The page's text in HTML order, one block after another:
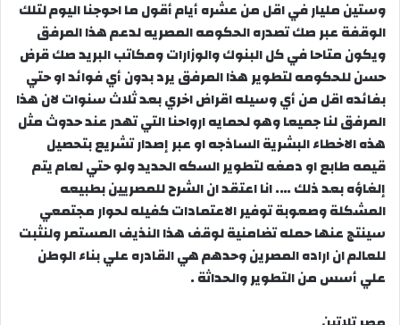
وستين مليار في اقل من عشره أيام أقول ما احوجنا اليوم لتلك
الوقفة عبر صك تصدره الحكومه المصريه لدعم هذا المرفق
ويكون متاحا في كل البنوك والوزارات ومكاتب البريد صك قرض
حسن للحكومه لتطوير هذا المرفق يرد بدون أي فوائد او حتي
بفائده اقل من أي وسيله اقراض اخري بعد ثلاث سنوات لان هذا
المرفق لنا جميعا وهو لحمايه ارواحنا التي تهدر عند حدوث مثل
هذه الاخطاء البشرية الساذجه او عبر إصدار تشريع بتحصيل
قيمه طابع او دمغه لتطوير السكه الحديد ولو حتي لعام يتم
إلغاؤه بعد ذلك …. انا اعتقد ان الشرح للمصريين بطبيعه
المشكلة وصعوبة توفير الاعتمادات كفيله لحوار مجتمعي
سينتج عنها حمله تضامنية لوقف هذا النذيف المستمر ولنثبت
للعالم ان اراده المصرين وحدهم هي القادره علي بناء الوطن
علي أسس من التطوير والحداثة .